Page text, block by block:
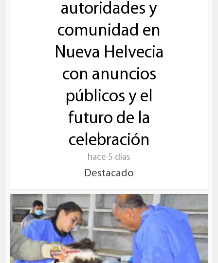
autoridades y
comunidad en
Nueva Helvecia
con anuncios
públicos y el
futuro de la
celebración
hace 5 días
Destacado